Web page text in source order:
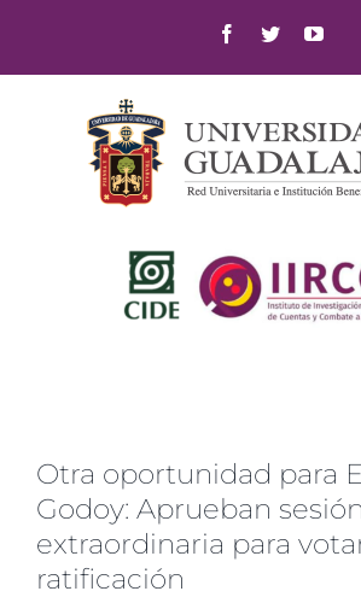
content
Facebook
Twitter
Otra oportunidad para
Godoy: Aprueban sesión
extraordinaria para
ratificación